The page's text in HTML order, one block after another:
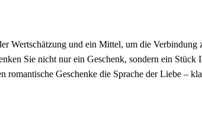
Wertschätzung und ein Mittel, um die
Sie nicht nur ein Geschenk, sondern ein
Geschenke die Sprache der Liebe –